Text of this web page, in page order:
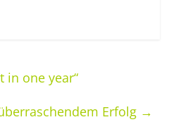
in one year“
Erfolg →